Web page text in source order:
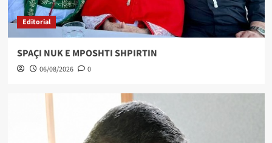
Editorial
SPAÇI NUK E MPOSHTI SHPIRTIN
06/08/2026 0